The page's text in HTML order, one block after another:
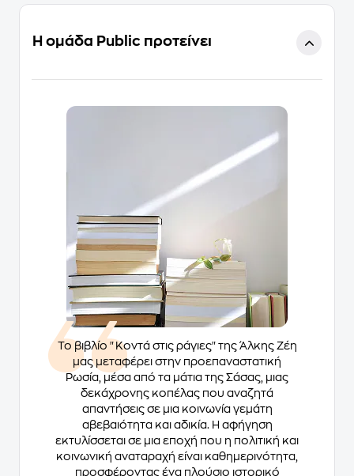
Η ομάδα Public προτείνει
Το βιβλίο "Κοντά στις ράγιες" της Άλκης Ζέη
μας μεταφέρει στην προεπαναστατική
Ρωσία, μέσα από τα μάτια της Σάσας, μιας
δεκάχρονης κοπέλας που αναζητά
απαντήσεις σε μια κοινωνία γεμάτη
αβεβαιότητα και αδικία. Η αφήγηση
εκτυλίσσεται σε μια εποχή που η πολιτική και
κοινωνική αναταραχή είναι καθημερινότητα,
προσφέροντας ένα πλούσιο ιστορικό